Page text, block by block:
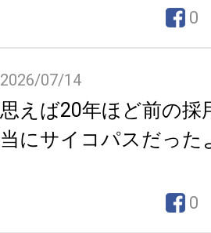
0
2026/07/14
思えば20年ほど前の採
当にサイコパスだった
0